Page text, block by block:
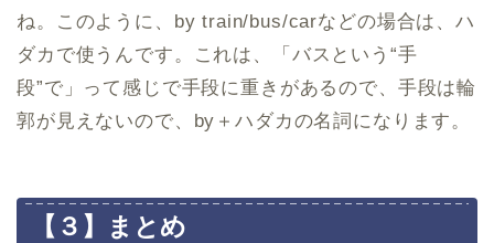
ね。このように、by train/bus/carなどの場合は、ハ
ダカで使うんです。これは、「バスという“手
段”で」って感じで手段に重きがあるので、手段は輪
郭が見えないので、by＋ハダカの名詞になります。
【３】まとめ